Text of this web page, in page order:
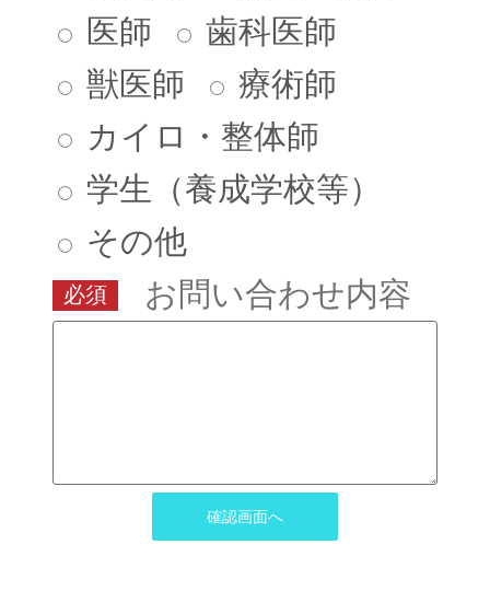
医師
歯科医師
獣医師
療術師
カイロ・整体師
学生（養成学校等）
その他
必須 お問い合わせ内容